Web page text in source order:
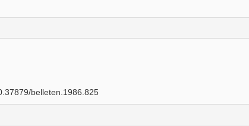
belleten.1986.825